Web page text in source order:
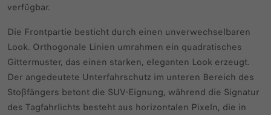
verfügbar.
Die Frontpartie besticht durch einen unverwechselbaren
Look. Orthogonale Linien umrahmen ein quadratisches
Gittermuster, das einen starken, eleganten Look erzeugt.
Der angedeutete Unterfahrschutz im unteren Bereich des
Stoßfängers betont die SUV-Eignung, während die Signatur
des Tagfahrlichts besteht aus horizontalen Pixeln, die in